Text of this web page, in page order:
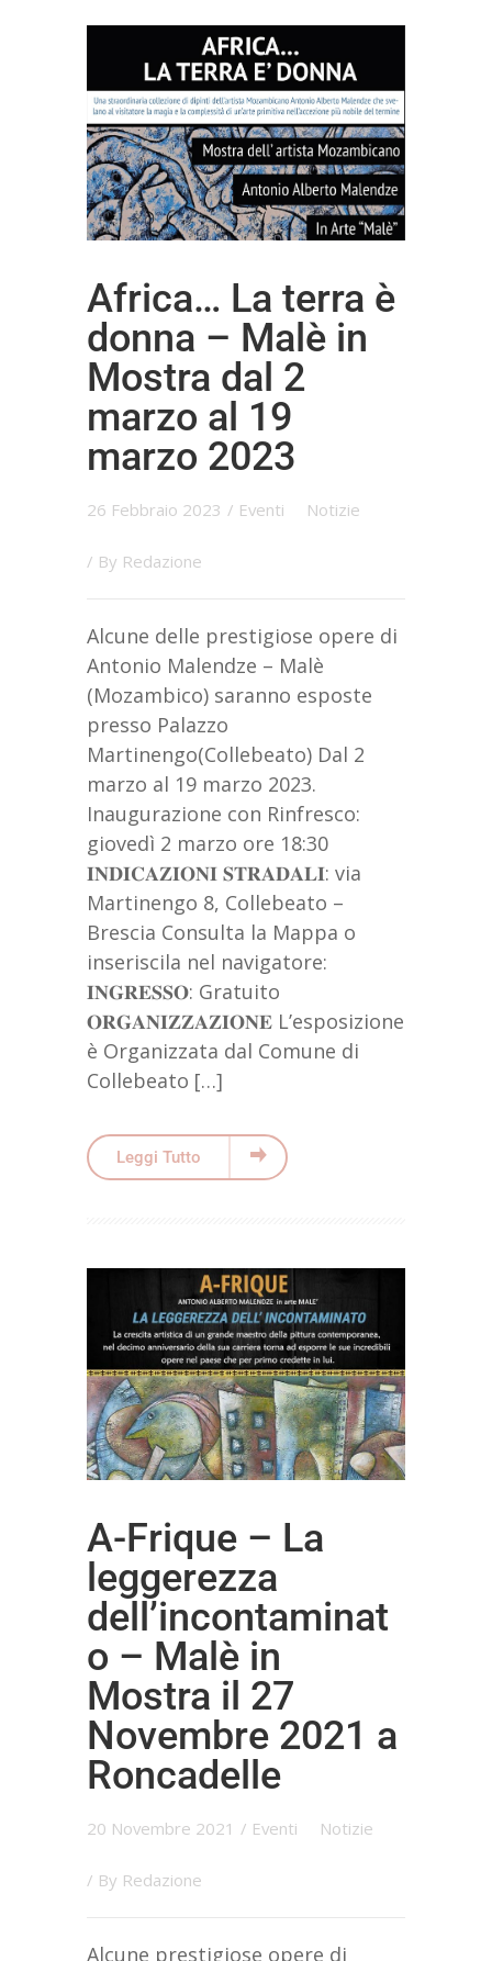
Africa… La terra è
donna – Malè in
Mostra dal 2
marzo al 19
marzo 2023
26 Febbraio 2023 / Eventi Notizie
/ By Redazione
Alcune delle prestigiose opere di
Antonio Malendze – Malè
(Mozambico) saranno esposte
presso Palazzo
Martinengo(Collebeato) Dal 2
marzo al 19 marzo 2023.
Inaugurazione con Rinfresco:
giovedì 2 marzo ore 18:30
𝐈𝐍𝐃𝐈𝐂𝐀𝐙𝐈𝐎𝐍𝐈 𝐒𝐓𝐑𝐀𝐃𝐀𝐋𝐈: via
Martinengo 8, Collebeato –
Brescia Consulta la Mappa o
inseriscila nel navigatore:
𝐈𝐍𝐆𝐑𝐄𝐒𝐒𝐎: Gratuito
𝐎𝐑𝐆𝐀𝐍𝐈𝐙𝐙𝐀𝐙𝐈𝐎𝐍𝐄 L’esposizione
è Organizzata dal Comune di
Collebeato […]
Leggi Tutto
A-Frique – La
leggerezza
dell’incontaminat
o – Malè in
Mostra il 27
Novembre 2021 a
Roncadelle
20 Novembre 2021 / Eventi Notizie
/ By Redazione
Alcune prestigiose opere di